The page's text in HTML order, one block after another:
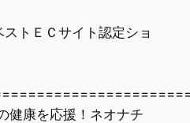
Ｃサイト認定ショ
を応援！ネオナチ